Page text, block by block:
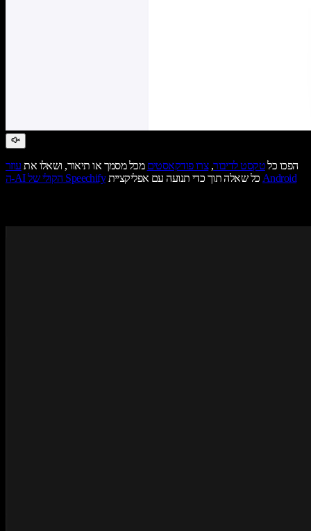
הפכו כלטקסט לדיבור,צרו פודקאסטים מכל מסמך או תיאור, ושאלו את עוזר
ה-AI הקולי של Speechify
כל שאלה תוך כדי תנועה עם אפליקצייתAndroid